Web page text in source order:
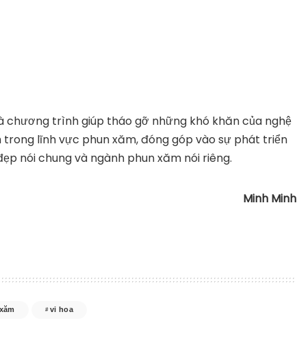
chương trình giúp tháo gỡ những khó khăn của nghệ
trong lĩnh vực phun xăm, đóng góp vào sự phát triển
nói chung và ngành phun xăm nói riêng.
Minh Minh
vi hoa